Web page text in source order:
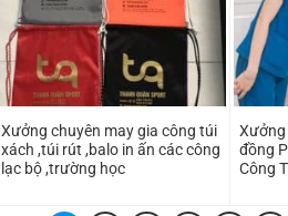
Xưởng chuyên may gia công túi
xách ,túi rút ,balo in ấn các công
lạc bộ ,trường học
Xưởng
đồng
Công